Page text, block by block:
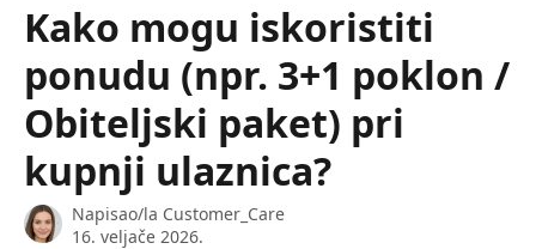
Kako mogu iskoristiti
ponudu (npr. 3+1 poklon /
Obiteljski paket) pri
kupnji ulaznica?
Napisao/la Customer_Care
16. veljače 2026.